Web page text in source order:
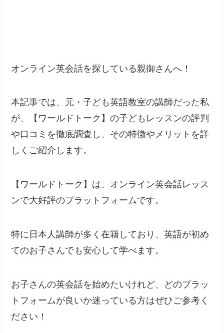
オンライン英会話を探している親御さんへ！
本記事では、元・子ども英語教室の講師だった私
が、【ワールドトーク】の子どもレッスンの評判
や口コミを徹底調査し、その特徴やメリットを詳
しくご紹介します。
【ワールドトーク】は、オンライン英会話レッス
ンで大好評のプラットフォームです。
特に日本人講師が多く在籍しており、英語が初め
てのお子さんでも安心して学べます。
お子さんの英会話を始めたいけれど、どのプラッ
トフォームが良いか迷っている方はぜひご参考く
ださい！